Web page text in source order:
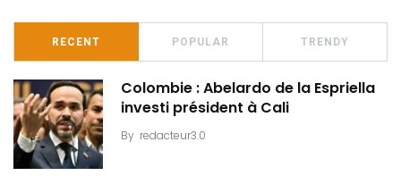
RECENT POPULAR TRENDY
Colombie : Abelardo de la Espriella
investi président à Cali
By redacteur3.0